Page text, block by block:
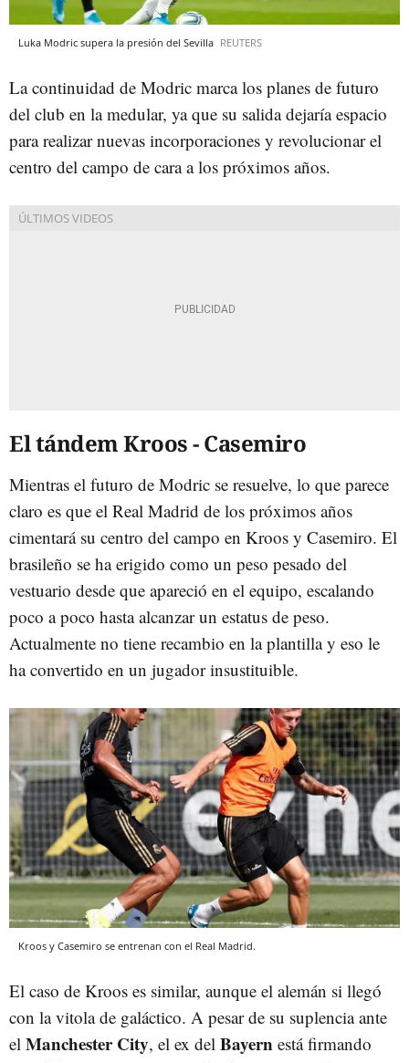
Luka Modric supera la presión del Sevilla REUTERS
La continuidad de Modric marca los planes de futuro
del club en la medular, ya que su salida dejaría espacio
para realizar nuevas incorporaciones y revolucionar el
centro del campo de cara a los próximos años.
El tándem Kroos - Casemiro
Mientras el futuro de Modric se resuelve, lo que parece
claro es que el Real Madrid de los próximos años
cimentará su centro del campo en Kroos y Casemiro. El
brasileño se ha erigido como un peso pesado del
vestuario desde que apareció en el equipo, escalando
poco a poco hasta alcanzar un estatus de peso.
Actualmente no tiene recambio en la plantilla y eso le
ha convertido en un jugador insustituible.
Kroos y Casemiro se entrenan con el Real Madrid.
El caso de Kroos es similar, aunque el alemán si llegó
con la vitola de galáctico. A pesar de su suplencia ante
el Manchester City, el ex del Bayern está firmando